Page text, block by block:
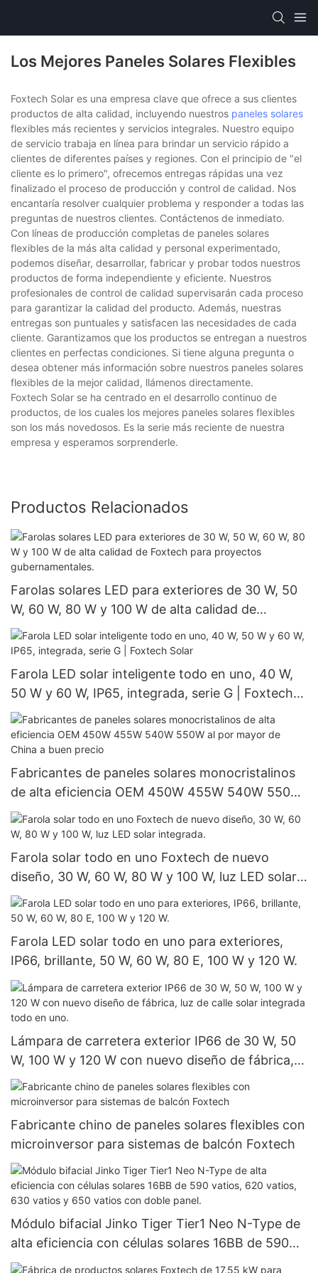
Los Mejores Paneles Solares Flexibles
Foxtech Solar es una empresa clave que ofrece a sus clientes
productos de alta calidad, incluyendo nuestros paneles solares
flexibles más recientes y servicios integrales. Nuestro equipo
de servicio trabaja en línea para brindar un servicio rápido a
clientes de diferentes países y regiones. Con el principio de "el
cliente es lo primero", ofrecemos entregas rápidas una vez
finalizado el proceso de producción y control de calidad. Nos
encantaría resolver cualquier problema y responder a todas las
preguntas de nuestros clientes. Contáctenos de inmediato.
Con líneas de producción completas de paneles solares
flexibles de la más alta calidad y personal experimentado,
podemos diseñar, desarrollar, fabricar y probar todos nuestros
productos de forma independiente y eficiente. Nuestros
profesionales de control de calidad supervisarán cada proceso
para garantizar la calidad del producto. Además, nuestras
entregas son puntuales y satisfacen las necesidades de cada
cliente. Garantizamos que los productos se entregan a nuestros
clientes en perfectas condiciones. Si tiene alguna pregunta o
desea obtener más información sobre nuestros paneles solares
flexibles de la mejor calidad, llámenos directamente.
Foxtech Solar se ha centrado en el desarrollo continuo de
productos, de los cuales los mejores paneles solares flexibles
son los más novedosos. Es la serie más reciente de nuestra
empresa y esperamos sorprenderle.
Productos Relacionados
Farolas solares LED para exteriores de 30 W, 50
W, 60 W, 80 W y 100 W de alta calidad de
Foxtech para proyectos gubernamentales.
Farola LED solar inteligente todo en uno, 40 W,
50 W y 60 W, IP65, integrada, serie G | Foxtech
Solar
Fabricantes de paneles solares monocristalinos
de alta eficiencia OEM 450W 455W 540W 550W
al por mayor de China a buen precio
Farola solar todo en uno Foxtech de nuevo
diseño, 30 W, 60 W, 80 W y 100 W, luz LED solar
integrada.
Farola LED solar todo en uno para exteriores,
IP66, brillante, 50 W, 60 W, 80 E, 100 W y 120 W.
Lámpara de carretera exterior IP66 de 30 W, 50
W, 100 W y 120 W con nuevo diseño de fábrica,
luz de calle solar integrada todo en uno.
Fabricante chino de paneles solares flexibles con
microinversor para sistemas de balcón Foxtech
Módulo bifacial Jinko Tiger Tier1 Neo N-Type de
alta eficiencia con células solares 16BB de 590
vatios, 620 vatios, 630 vatios y 650 vatios con